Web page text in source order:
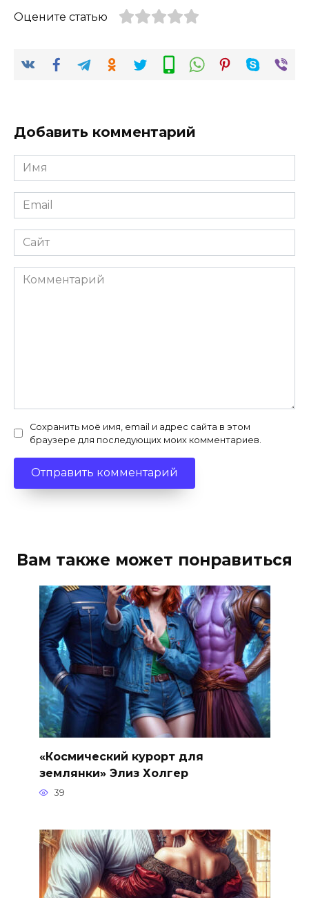
Оцените статью
Добавить комментарий
Имя
*
Email
*
Сайт
Комментарий
Сохранить моё имя, email и адрес сайта в этом
браузере для последующих моих комментариев.
Вам также может понравиться
«Космический курорт для
землянки» Элиз Холгер
39